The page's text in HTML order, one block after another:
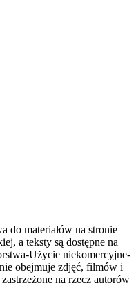
do materiałów na stronie
a teksty są dostępne na
Użycie niekomercyjne-
obejmuje zdjęć, filmów i
na rzecz autorów